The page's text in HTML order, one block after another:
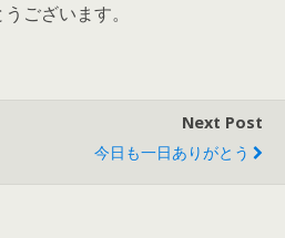
ございます。
Next Post
今日も一日ありがとう